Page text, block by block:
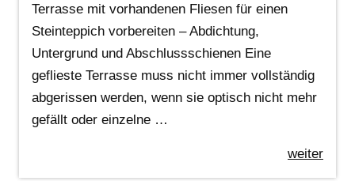
Terrasse mit vorhandenen Fliesen für einen
Steinteppich vorbereiten – Abdichtung,
Untergrund und Abschlussschienen Eine
geflieste Terrasse muss nicht immer vollständig
abgerissen werden, wenn sie optisch nicht mehr
gefällt oder einzelne …
weiter